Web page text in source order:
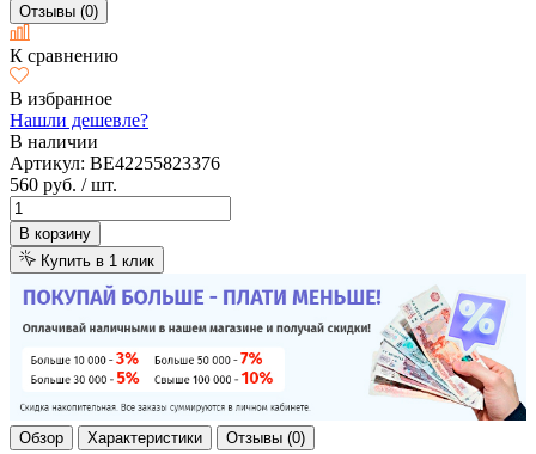
Отзывы (0)
К сравнению
В избранное
Нашли дешевле?
В наличии
Артикул: BE42255823376
560 руб. / шт.
В корзину
Купить в 1 клик
Обзор Характеристики Отзывы (0)